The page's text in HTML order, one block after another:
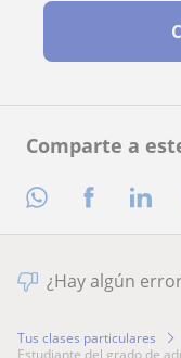
Comparte a
¿Hay algún
Tus clases particulares